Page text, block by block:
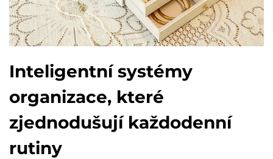
Inteligentní systémy
organizace, které
zjednodušují každodenní
rutiny